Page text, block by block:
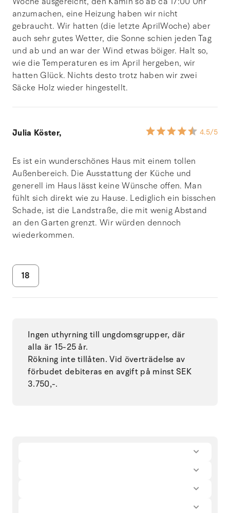
anzumachen, eine Heizung haben wir nicht
gebraucht. Wir hatten (die letzte AprilWoche) aber
auch sehr gutes Wetter, die Sonne schien jeden Tag
und ab und an war der Wind etwas böiger. Halt so,
wie die Temperaturen es im April hergeben, wir
hatten Glück. Nichts desto trotz haben wir zwei
Säcke Holz wieder hingestellt.
Julia Köster, 4.5/5
Es ist ein wunderschönes Haus mit einem tollen
Außenbereich. Die Ausstattung der Küche und
generell im Haus lässt keine Wünsche offen. Man
fühlt sich direkt wie zu Hause. Lediglich ein bisschen
Schade, ist die Landstraße, die mit wenig Abstand
an den Garten grenzt. Wir würden dennoch
wiederkommen.
18
Ingen uthyrning till ungdomsgrupper, där
alla är 15-25 år.
Rökning inte tillåten. Vid överträdelse av
förbudet debiteras en avgift på minst SEK
3.750,-.